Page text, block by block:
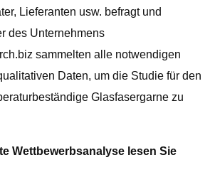
Lieferanten usw. befragt und
des Unternehmens
sammelten alle notwendigen
Daten, um die Studie für den
Glasfasergarne zu
Wettbewerbsanalyse lesen Sie